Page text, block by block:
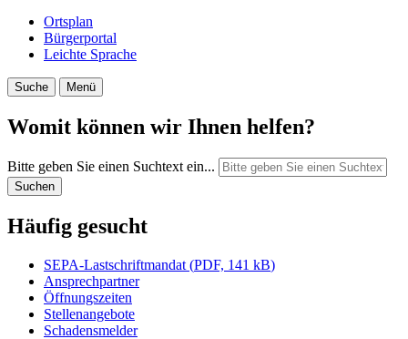
Ortsplan
Bürgerportal
Leichte Sprache
Suche Menü
Womit können wir Ihnen helfen?
Bitte geben Sie einen Suchtext ein...
Suchen
Häufig gesucht
SEPA-Lastschriftmandat (PDF, 141 kB)
Ansprechpartner
Öffnungszeiten
Stellenangebote
Schadensmelder